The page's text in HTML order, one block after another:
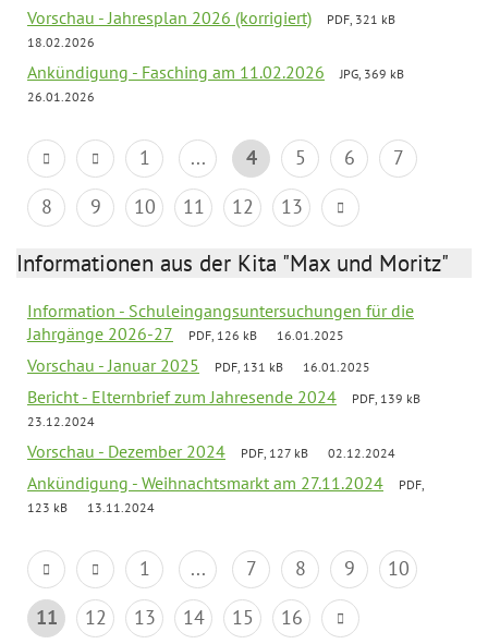
Vorschau - Jahresplan 2026 (korrigiert)
PDF, 321 kB
18.02.2026
Ankündigung - Fasching am 11.02.2026
JPG, 369 kB
26.01.2026
1 ... 4 5 6
7
8
9 10 11 12 13
Informationen aus der Kita "Max und Moritz"
Information - Schuleingangsuntersuchungen für die
Jahrgänge 2026-27
PDF, 126 kB 16.01.2025
Vorschau - Januar 2025 PDF, 131 kB 16.01.2025
Bericht - Elternbrief zum Jahresende 2024
PDF, 139 kB
23.12.2024
Vorschau - Dezember 2024 PDF, 127 kB 02.12.2024
Ankündigung - Weihnachtsmarkt am 27.11.2024
PDF,
123 kB
13.11.2024
1 ... 7 8 9
10
11
12 13 14 15 16